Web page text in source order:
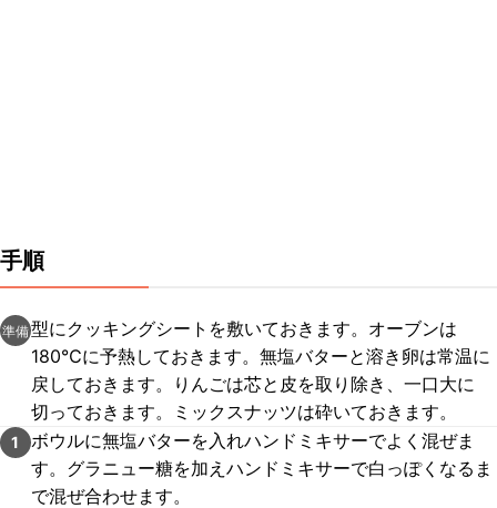
手順
準備型にクッキングシートを敷いておきます。オーブンは
180℃に予熱しておきます。無塩バターと溶き卵は常温に
戻しておきます。りんごは芯と皮を取り除き、一口大に
切っておきます。ミックスナッツは砕いておきます。
1
ボウルに無塩バターを入れハンドミキサーでよく混ぜま
す。グラニュー糖を加えハンドミキサーで白っぽくなるま
で混ぜ合わせます。